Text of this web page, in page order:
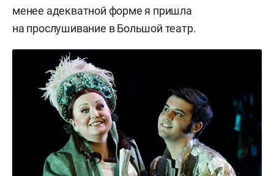
менее адекватной форме я пришла
на прослушивание в Большой театр.